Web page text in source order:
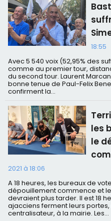
18:55
Avec 5 540 voix (52,95% des
comme au premier tour,
du second tour. Laurent
bonne tenue de Paul-Felix
confirment la...
les
le
2021 à 18:06
A 18 heures, les bureaux de
dépouillement commence et
devraient plus tarder. Il est 18
ajacciens ferment leurs portes,
centralisateur, à la mairie. Les...